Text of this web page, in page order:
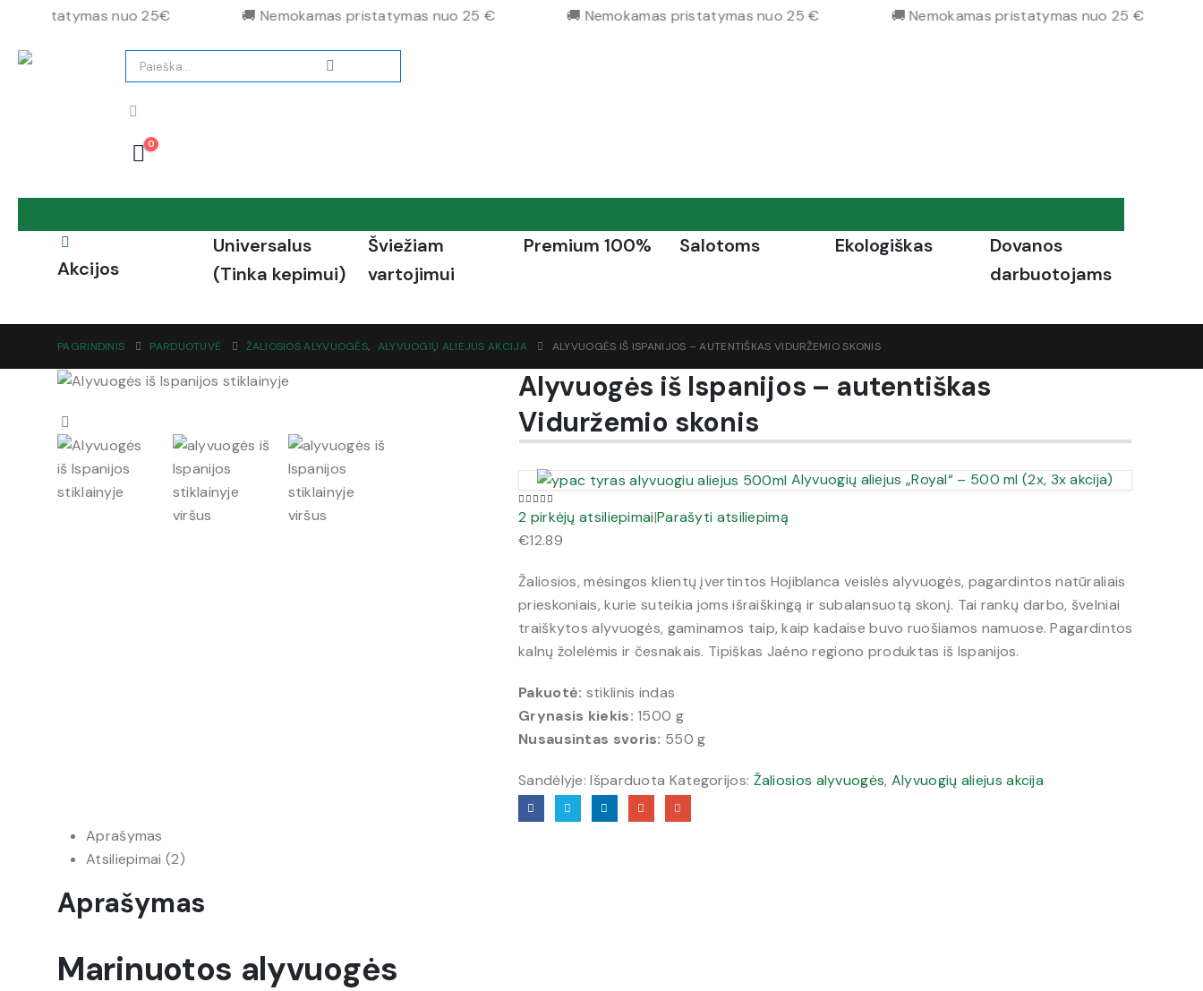
pristatymas nuo 25€ 🚚 Nemokamas pristatymas nuo 25 € 🚚 Nemokamas pristatymas nuo 25 € 🚚 Nemokamas pristatymas nuo 25 €
0
Akcijos
Universalus
(Tinka kepimui)
Šviežiam
vartojimui
Premium 100% Salotoms Ekologiškas
Dovanos
darbuotojams
PAGRINDINIS PARDUOTUVĖ ŽALIOSIOS ALYVUOGĖS, ALYVUOGIŲ ALIEJUS AKCIJA ALYVUOGĖS IŠ ISPANIJOS – AUTENTIŠKAS VIDURŽEMIO SKONIS
Alyvuogės iš Ispanijos – autentiškas
Viduržemio skonis
Alyvuogių aliejus „Royal“ – 500 ml (2x, 3x akcija)
5.00out of 5
2 pirkėjų atsiliepimai|Parašyti atsiliepimą
€12.89
Žaliosios, mėsingos klientų įvertintos Hojiblanca veislės alyvuogės, pagardintos natūraliais
prieskoniais, kurie suteikia joms išraiškingą ir subalansuotą skonį. Tai rankų darbo, švelniai
traiškytos alyvuogės, gaminamos taip, kaip kadaise buvo ruošiamos namuose. Pagardintos
kalnų žolelėmis ir česnakais. Tipiškas Jaéno regiono produktas iš Ispanijos.
Pakuotė: stiklinis indas
Grynasis kiekis: 1500 g
Nusausintas svoris: 550 g
Sandėlyje:Išparduota Kategorijos: Žaliosios alyvuogės, Alyvuogių aliejus akcija
Aprašymas
Atsiliepimai (2)
Aprašymas
Marinuotos alyvuogės